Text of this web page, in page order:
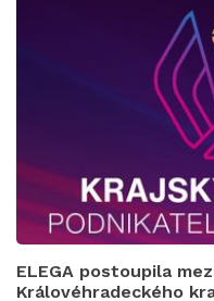
ELEGA postoupila
Královéhradeckého